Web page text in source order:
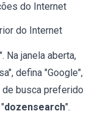
do Internet
do Internet
Na janela aberta,
defina "Google",
de busca preferido
dozensearch".